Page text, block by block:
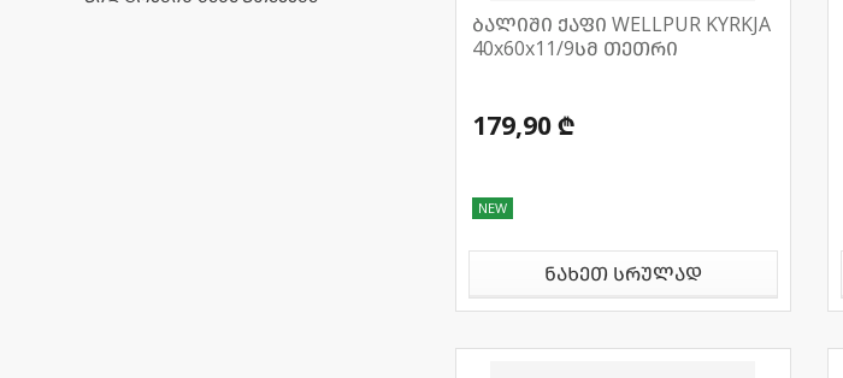
ბალიში ქაფი WELLPUR KYRKJA
40x60x11/9სმ თეთრი
179,90 ₾
NEW
ნახეთ სრულად